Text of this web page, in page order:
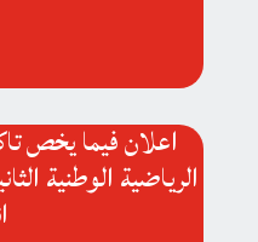
اعلان فيما يخص
الرياضية الوطنية